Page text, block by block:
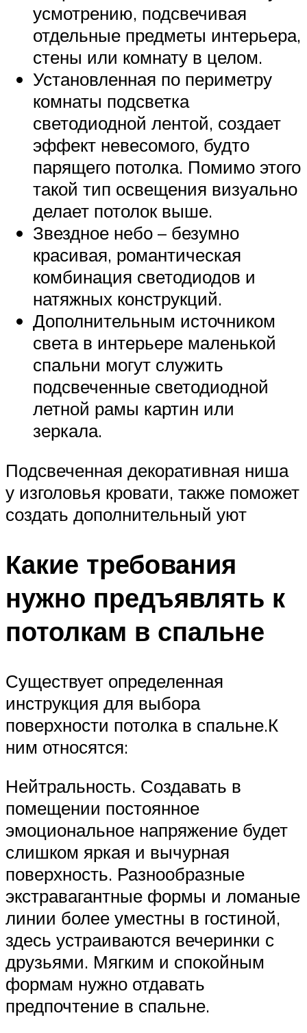
усмотрению, подсвечивая
отдельные предметы интерьера,
стены или комнату в целом.
Установленная по периметру
комнаты подсветка
светодиодной лентой, создает
эффект невесомого, будто
парящего потолка. Помимо этого
такой тип освещения визуально
делает потолок выше.
Звездное небо – безумно
красивая, романтическая
комбинация светодиодов и
натяжных конструкций.
Дополнительным источником
света в интерьере маленькой
спальни могут служить
подсвеченные светодиодной
летной рамы картин или
зеркала.
Подсвеченная декоративная ниша
у изголовья кровати, также поможет
создать дополнительный уют
Какие требования
нужно предъявлять к
потолкам в спальне
Существует определенная
инструкция для выбора
поверхности потолка в спальне.К
ним относятся:
Нейтральность. Создавать в
помещении постоянное
эмоциональное напряжение будет
слишком яркая и вычурная
поверхность. Разнообразные
экстравагантные формы и ломаные
линии более уместны в гостиной,
здесь устраиваются вечеринки с
друзьями. Мягким и спокойным
формам нужно отдавать
предпочтение в спальне.